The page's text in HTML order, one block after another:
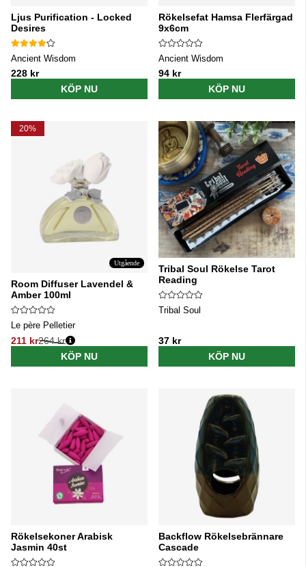
Ljus Purification - Locked
Desires
Ancient Wisdom
228 kr
KÖP NU
Rökelsefat Hamsa Flerfärgad
9x6cm
Ancient Wisdom
94 kr
KÖP NU
20%
Utgående
Room Diffuser Lavendel &
Amber 100ml
Le père Pelletier
211 kr
Ordinarie pris:
264 kr
KÖP NU
Tribal Soul Rökelse Tarot
Reading
Tribal Soul
37 kr
KÖP NU
Rökelsekoner Arabisk
Jasmin 40st
Backflow Rökelsebrännare
Cascade